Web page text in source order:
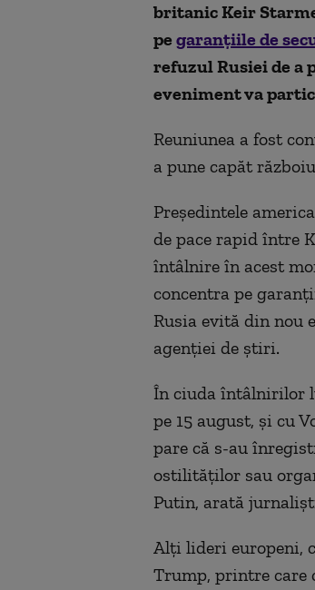
britanic Keir
pe garanțiile de
refuzul Rusiei de a
eveniment va
Reuniunea a fost
a pune capăt
Președintele
de pace rapid între
întâlnire în acest
concentra pe
Rusia evită din nou
agenției de știri.
În ciuda întâlnirilor
pe 15 august, și cu
pare că s-au
ostilităților sau
Putin, arată
Alți lideri europeni,
Trump, printre care